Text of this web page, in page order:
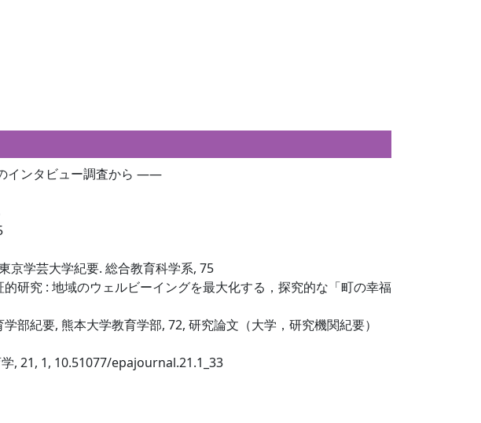
インタビュー調査から ――
京学芸大学紀要. 総合教育科学系, 75
研究 : 地域のウェルビーイングを最大化する，探究的な「町の幸福
部紀要, 熊本大学教育学部, 72, 研究論文（大学，研究機関紀要）
, 21, 1, 10.51077/epajournal.21.1_33